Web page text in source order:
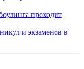
проходит
и экзаменов в